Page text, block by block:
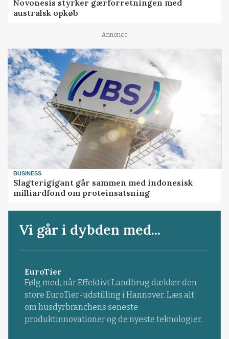
Novonesis styrker gærforretningen med
australsk opkøb
Annonce
BUSINESS
Slagterigigant går sammen med indonesisk
milliardfond om proteinsatsning
Vi går i dybden med...
EuroTier
Følg med, når Effektivt Landbrug dækker den
store EuroTier-udstilling i Hannover. Læs alt
om husdyrbranchens seneste
produktinnovationer og de nyeste teknologier.